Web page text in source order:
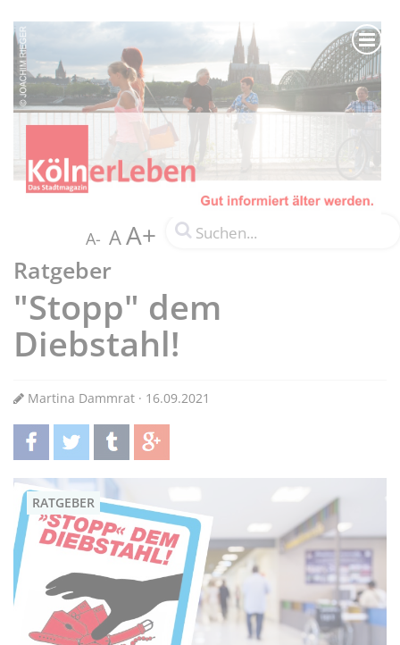
A- AA+
Ratgeber
"Stopp" dem
Diebstahl!
Martina Dammrat · 16.09.2021
teilentwittern teilen
RATGEBER